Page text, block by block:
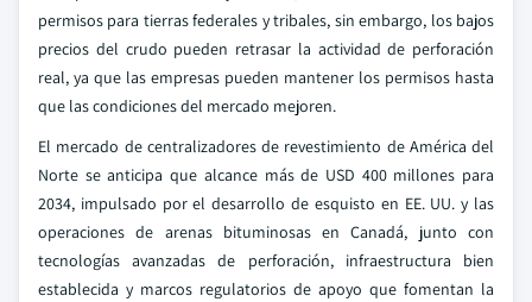
permisos para tierras federales y tribales, sin embargo, los bajos
precios del crudo pueden retrasar la actividad de perforación
real, ya que las empresas pueden mantener los permisos hasta
que las condiciones del mercado mejoren.
El mercado de centralizadores de revestimiento de América del
Norte se anticipa que alcance más de USD 400 millones para
2034, impulsado por el desarrollo de esquisto en EE. UU. y las
operaciones de arenas bituminosas en Canadá, junto con
tecnologías avanzadas de perforación, infraestructura bien
establecida y marcos regulatorios de apoyo que fomentan la